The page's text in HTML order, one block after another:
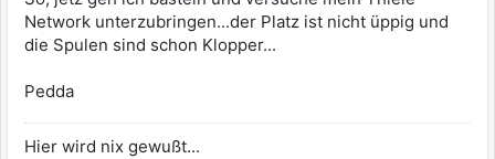
Network unterzubringen...der Platz ist nicht üppig und
die Spulen sind schon Klopper...
Pedda
Hier wird nix gewußt...